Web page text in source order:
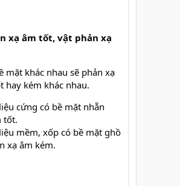
xạ âm tốt, vật phản xạ
mặt khác nhau sẽ phản xạ
hay kém khác nhau.
cứng có bề mặt nhẵn
tốt.
mềm, xốp có bề mặt ghồ
xạ âm kém.